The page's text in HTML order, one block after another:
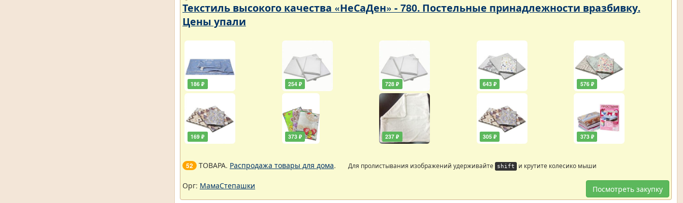
Текстиль высокого качества «НеСаДен» - 780. Постельные принадлежности вразбивку.
Цены упали
186 ₽
169 ₽
254 ₽
373 ₽
728 ₽
237 ₽
643 ₽
305 ₽
576 ₽
373 ₽
52 ТОВАРА. Распродажа товары для дома. Для пролистывания изображений удерживайте shift и крутите колесико мыши
Посмотреть закупку
Орг: МамаСтепашки